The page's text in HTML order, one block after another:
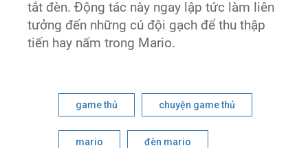
tắt đèn. Động tác này ngay lập tức làm liên
tưởng đến những cú đội gạch để thu thập
tiến hay nấm trong Mario.
game thủ chuyện game thủ
mario đèn mario